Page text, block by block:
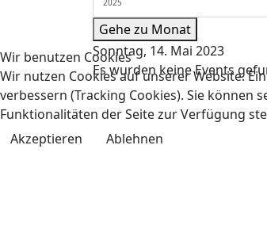
Gehe zu Monat
Sonntag, 14. Mai 2023
Es wurden keine Events
Wir benutzen Cookies
Wir nutzen Cookies auf unserer Website.
verbessern (Tracking Cookies). Sie können
Funktionalitäten der Seite zur Verfügung
Akzeptieren
Ablehnen